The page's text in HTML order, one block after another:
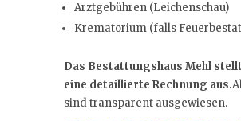
Arztgebühren (Leichenschau)
Krematorium (falls
Das Bestattungshaus Mehl
eine detaillierte Rechnung aus.
sind transparent ausgewiesen.